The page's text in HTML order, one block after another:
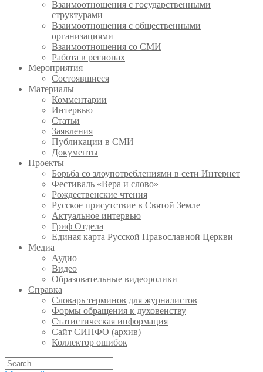
Взаимоотношения с государственными
структурами
Взаимоотношения с общественными
организациями
Взаимоотношения со СМИ
Работа в регионах
Мероприятия
Состоявшиеся
Материалы
Комментарии
Интервью
Статьи
Заявления
Публикации в СМИ
Документы
Проекты
Борьба со злоупотреблениями в сети Интернет
Фестиваль «Вера и слово»
Рождественские чтения
Русское присутствие в Святой Земле
Актуальное интервью
Гриф Отдела
Единая карта Русской Православной Церкви
Медиа
Аудио
Видео
Образовательные видеоролики
Справка
Словарь терминов для журналистов
Формы обращения к духовенству
Статистическая информация
Сайт СИНФО (архив)
Коллектор ошибок